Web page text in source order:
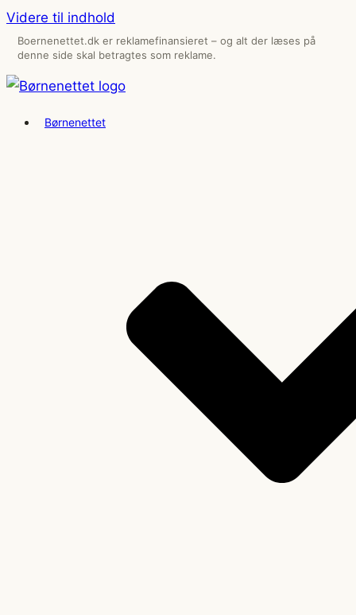
Videre til indhold
Boernenettet.dk er reklamefinansieret – og alt der læses på
denne side skal betragtes som reklame.
Børnenettet